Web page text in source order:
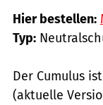
Hier bestellen:
Typ:
Der Cumulus
(aktuelle